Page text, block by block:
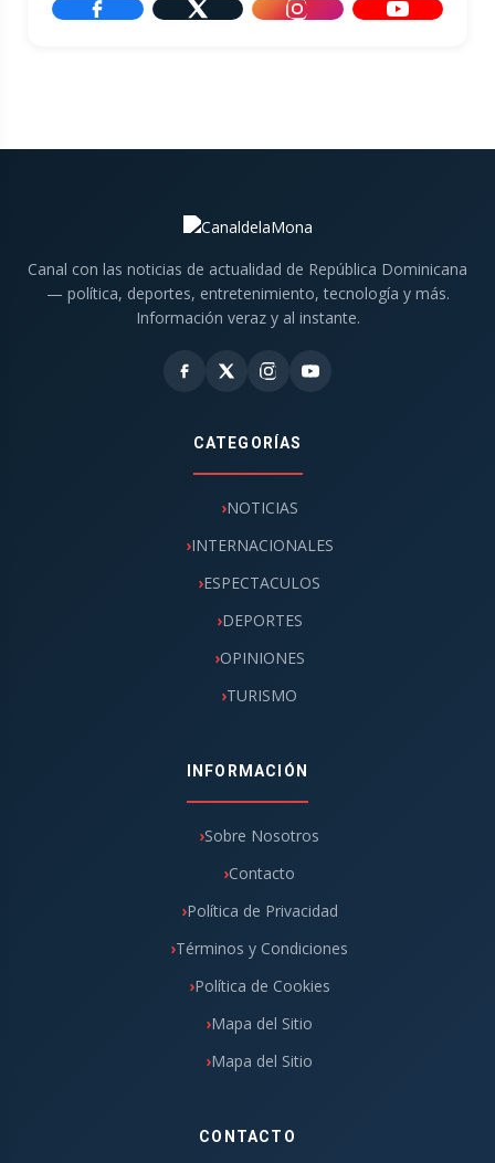
Canal con las noticias de actualidad de República Dominicana
— política, deportes, entretenimiento, tecnología y más.
Información veraz y al instante.
CATEGORÍAS
NOTICIAS
INTERNACIONALES
ESPECTACULOS
DEPORTES
OPINIONES
TURISMO
INFORMACIÓN
Sobre Nosotros
Contacto
Política de Privacidad
Términos y Condiciones
Política de Cookies
Mapa del Sitio
Mapa del Sitio
CONTACTO